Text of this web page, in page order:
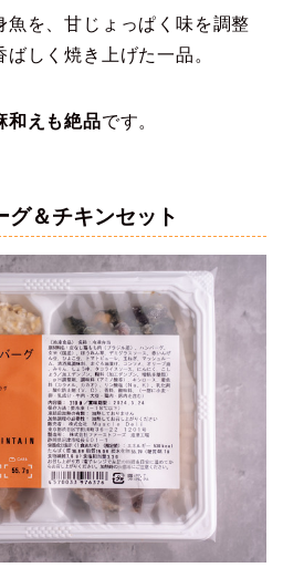
魚を、甘じょっぱく味を調整
しく焼き上げた一品。
和えも絶品です。
グ＆チキンセット